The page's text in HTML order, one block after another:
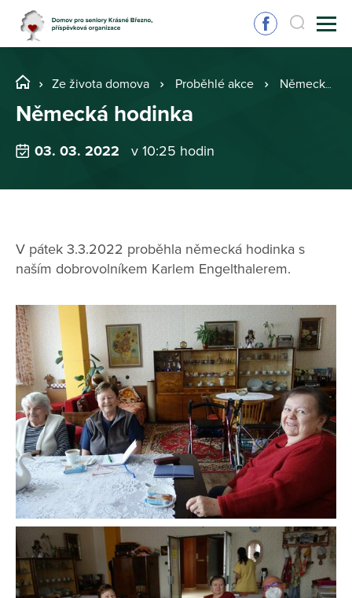
Ze života domova Proběhlé akce Německá hodinka
Německá hodinka
03. 03. 2022 v 10:25 hodin
V pátek 3.3.2022 proběhla německá hodinka s
naším dobrovolníkem Karlem Engelthalerem.